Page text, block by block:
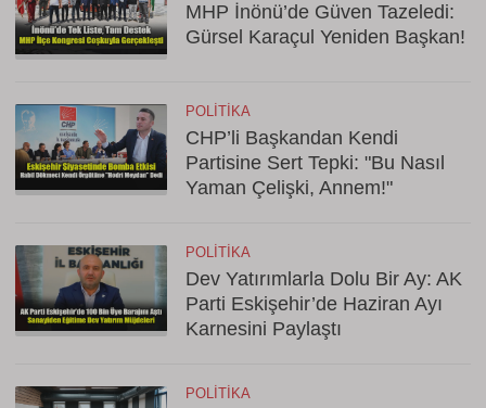
MHP İnönü’de Güven Tazeledi:
Gürsel Karaçul Yeniden Başkan!
POLITIKA
CHP’li Başkandan Kendi
Partisine Sert Tepki: "Bu Nasıl
Yaman Çelişki, Annem!"
POLITIKA
Dev Yatırımlarla Dolu Bir Ay: AK
Parti Eskişehir’de Haziran Ayı
Karnesini Paylaştı
POLITIKA